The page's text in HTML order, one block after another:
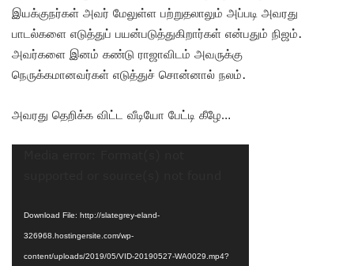
இயக்குநர்கள் அவர் மேலுள்ள பற்றுதலாலும் அப்படி அவரது
பாடல்களை எடுத்துப் பயன்படுத்துகிறார்கள் என்பதும் நிஜம்.
அவர்களை இனம் கண்டு ராஜாவிடம் அவருக்கு
நெருக்கமானவர்கள் எடுத்துச் சொன்னால் நலம்.
அவரது தெறிக்க விட்ட வீடியோ பேட்டி கீழே…
Download File: http://slategrey-eland-
326968.hostingersite.com/wp-
content/uploads/2019/05/VID-20190527-WA0029.mp4?